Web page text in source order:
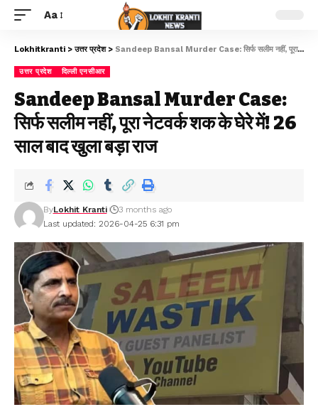
Aa
Lokhitkranti >उत्तर प्रदेश> Sandeep Bansal Murder Case: सिर्फ सलीम नहीं, पूरा नेटवर्क शक के घेरे में! 26 साल बाद खुला बड़ा राज
उत्तर प्रदेश दिल्ली एनसीआर
Sandeep Bansal Murder Case:
सिर्फ सलीम नहीं, पूरा नेटवर्क शक के घेरे में! 26
साल बाद खुला बड़ा राज
Last updated: 2026-04-25 6:31 pm
ByLokhit Kranti 3 months ago